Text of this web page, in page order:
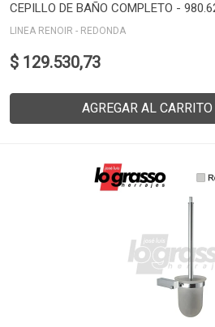
CEPILLO DE BAÑO COMPLETO -
LINEA RENOIR - REDONDA
$ 129.530,73
AGREGAR AL CARRITO